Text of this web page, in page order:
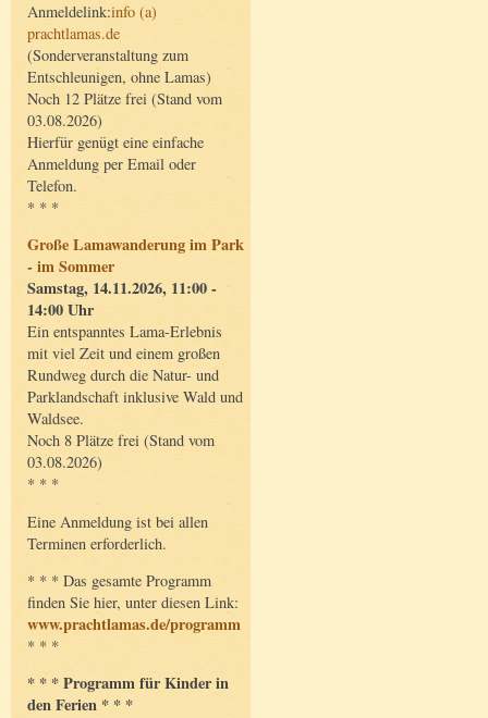
Anmeldelink:info (a)
prachtlamas.de
(Sonderveranstaltung zum
Entschleunigen, ohne Lamas)
Noch 12 Plätze frei (Stand vom
03.08.2026)
Hierfür genügt eine einfache
Anmeldung per Email oder
Telefon.
* * *
Große Lamawanderung im Park
- im Sommer
Samstag, 14.11.2026, 11:00 -
14:00 Uhr
Ein entspanntes Lama-Erlebnis
mit viel Zeit und einem großen
Rundweg durch die Natur- und
Parklandschaft inklusive Wald und
Waldsee.
Noch 8 Plätze frei (Stand vom
03.08.2026)
* * *
Eine Anmeldung ist bei allen
Terminen erforderlich.
* * * Das gesamte Programm
finden Sie hier, unter diesen Link:
www.prachtlamas.de/programm
* * *
* * * Programm für Kinder in
den Ferien * * *